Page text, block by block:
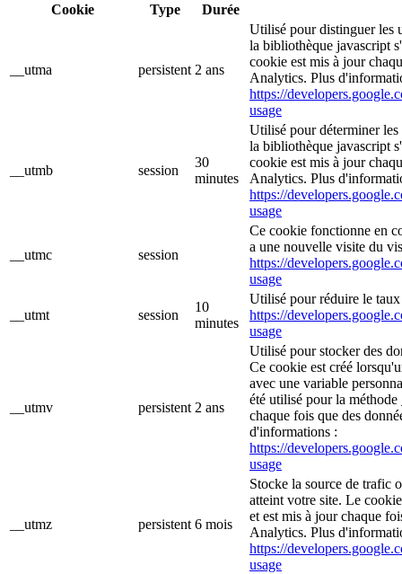
Cookie
Type Durée
__utma persistent 2 ans
Utilisé pour distinguer les
la bibliothèque javascript
cookie est mis à jour
Analytics. Plus
https://
usage
__utmb session
30
minutes
Utilisé pour déterminer les
la bibliothèque javascript
cookie est mis à jour
Analytics. Plus
https://
usage
__utmc session
Ce cookie fonctionne en
a une nouvelle visite du
https://
usage
__utmt session
10
minutes
Utilisé pour réduire le
https://
usage
__utmv persistent 2 ans
Utilisé pour stocker des
Ce cookie est créé
avec une variable
été utilisé pour la
chaque fois que des
d'informations :
https://
usage
__utmz persistent 6 mois
Stocke la source de trafic
atteint votre site. Le
et est mis à jour chaque
Analytics. Plus
https://
usage